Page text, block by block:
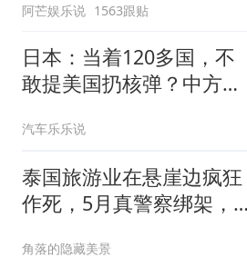
阿芒娱乐说 1563跟贴
日本：当着120多国，不
敢提美国扔核弹？中方：
汽车乐乐说
泰国旅游业在悬崖边疯狂
作死，5月真警察绑架，7
角落的隐藏美景